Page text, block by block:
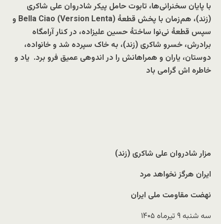
با پایان سخنرانی‌ها، تابوت حامل پیکرشادروان علی شاکری
(زند)، هم‌زمان با پخش قطعهٔ Bella Ciao (Version Lenta) و
سپس قطعهٔ نی‌نوا ساختهٔ حسین علیزاده، در کنار آرامگاه
برادرش، خسرو شاکری (زند)، به خاک سپرده شد و خانواده،
دوستان، یاران و همراهانش را در اندوهی عمیق فرو برد. یاد و
خاطره اش گرامی باد
مزار شادروان علی شاکری (زند)
ایران هرگز نخواهد مرد
نهضت مقاومت ملی ایران
سه شنبه ۹ تیرماه ۱۴۰۵